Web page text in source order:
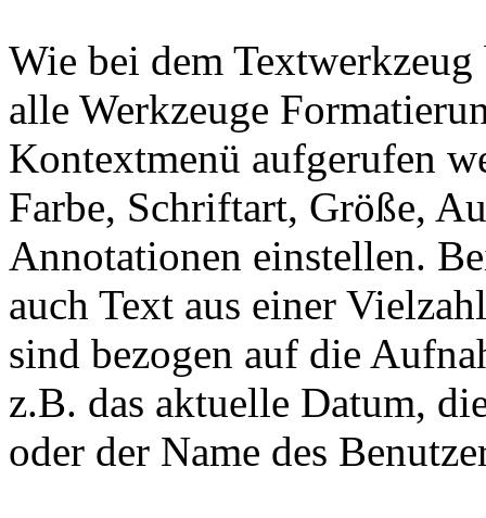
Wie bei dem
alle Werkzeuge
Kontextmenü aufgerufen
Farbe, Schriftart, Größe,
Annotationen einstellen.
auch Text aus einer
sind bezogen auf die
z.B. das aktuelle Datum,
oder der Name des